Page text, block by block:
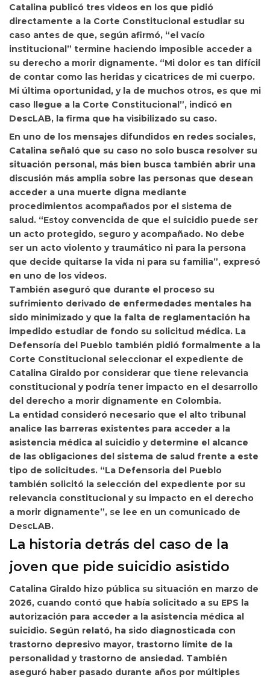
Catalina publicó tres videos en los que pidió
directamente a la Corte Constitucional estudiar su
caso antes de que, según afirmó, “el vacío
institucional” termine haciendo imposible acceder a
su derecho a morir dignamente. “Mi dolor es tan difícil
de contar como las heridas y cicatrices de mi cuerpo.
Mi última oportunidad, y la de muchos otros, es que mi
caso llegue a la Corte Constitucional”, indicó en
DescLAB, la firma que ha visibilizado su caso.
En uno de los mensajes difundidos en redes sociales,
Catalina señaló que su caso no solo busca resolver su
situación personal, más bien busca también abrir una
discusión más amplia sobre las personas que desean
acceder a una muerte digna mediante
procedimientos acompañados por el sistema de
salud. “Estoy convencida de que el suicidio puede ser
un acto protegido, seguro y acompañado. No debe
ser un acto violento y traumático ni para la persona
que decide quitarse la vida ni para su familia”, expresó
en uno de los videos.
También aseguró que durante el proceso su
sufrimiento derivado de enfermedades mentales ha
sido minimizado y que la falta de reglamentación ha
impedido estudiar de fondo su solicitud médica. La
Defensoría del Pueblo también pidió formalmente a la
Corte Constitucional seleccionar el expediente de
Catalina Giraldo por considerar que tiene relevancia
constitucional y podría tener impacto en el desarrollo
del derecho a morir dignamente en Colombia.
La entidad consideró necesario que el alto tribunal
analice las barreras existentes para acceder a la
asistencia médica al suicidio y determine el alcance
de las obligaciones del sistema de salud frente a este
tipo de solicitudes. “La Defensoria del Pueblo
también solicitó la selección del expediente por su
relevancia constitucional y su impacto en el derecho
a morir dignamente”, se lee en un comunicado de
DescLAB.
La historia detrás del caso de la
joven que pide suicidio asistido
Catalina Giraldo hizo pública su situación en marzo de
2026, cuando contó que había solicitado a su EPS la
autorización para acceder a la asistencia médica al
suicidio. Según relató, ha sido diagnosticada con
trastorno depresivo mayor, trastorno límite de la
personalidad y trastorno de ansiedad. También
aseguró haber pasado durante años por múltiples